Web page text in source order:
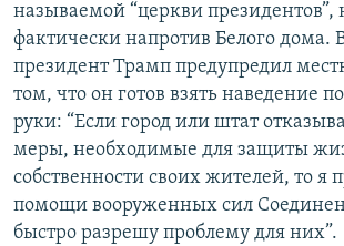
называемой “церкви президентов”,
фактически напротив Белого дома.
президент Трамп предупредил
том, что он готов взять наведение
руки: “Если город или штат
меры, необходимые для защиты
собственности своих жителей, то я
помощи вооруженных сил
быстро разрешу проблему для них”.